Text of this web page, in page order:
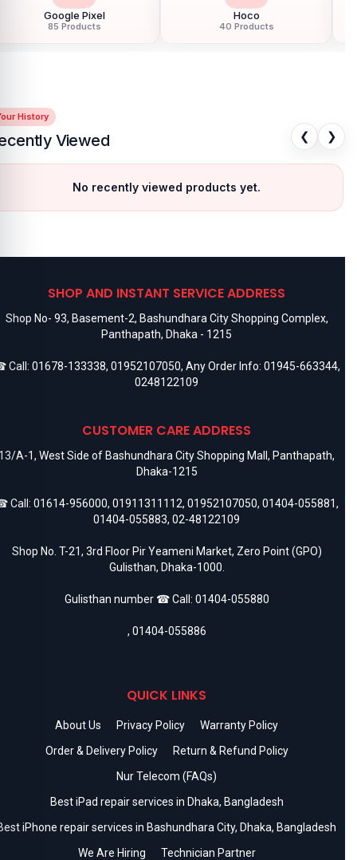
Google Pixel
85 Products
Hoco
40 Products
History
Viewed ❮ ❯
No recently viewed products yet.
SHOP AND INSTANT SERVICE ADDRESS
Shop No- 93, Basement-2, Bashundhara City Shopping Complex,
Panthapath, Dhaka - 1215
Call: 01678-133338, 01952107050, Any Order Info: 01945-663344,
0248122109
CUSTOMER CARE ADDRESS
A-1, West Side of Bashundhara City Shopping Mall, Panthapath,
Dhaka-1215
Call: 01614-956000, 01911311112, 01952107050, 01404-055881,
01404-055883, 02-48122109
Shop No. T-21, 3rd Floor Pir Yeameni Market, Zero Point (GPO)
Gulisthan, Dhaka-1000.
Gulisthan number ☎ Call: 01404-055880
, 01404-055886
QUICK LINKS
About Us Privacy Policy
Warranty Policy
Order & Delivery Policy
Return & Refund Policy
Nur Telecom (FAQs)
Best iPad repair services in Dhaka, Bangladesh
iPhone repair services in Bashundhara City, Dhaka, Bangladesh
We Are Hiring
Technician Partner